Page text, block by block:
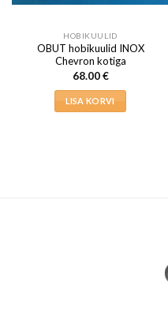
HOBIKUULID
OBUT hobikuulid INOX
Chevron kotiga
68.00€
LISA KORVI